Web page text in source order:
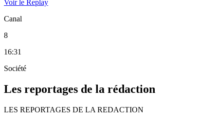
Voir le Replay
Canal
8
16:31
Société
Les reportages de la rédaction
LES REPORTAGES DE LA REDACTION